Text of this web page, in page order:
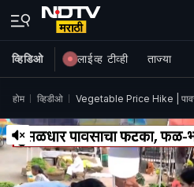
व्हिडिओ लाईव्ह टीव्ही ताज्या
होम व्हिडीओ Vegetable Price Hike |